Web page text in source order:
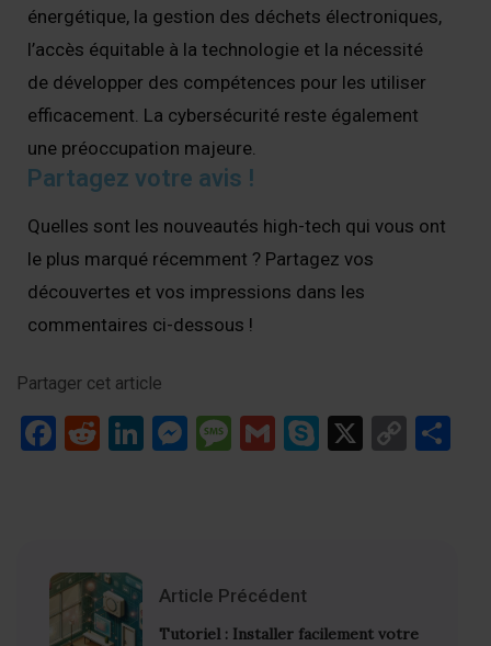
énergétique, la gestion des déchets électroniques,
l’accès équitable à la technologie et la nécessité
de développer des compétences pour les utiliser
efficacement. La cybersécurité reste également
une préoccupation majeure.
Partagez votre avis !
Quelles sont les nouveautés high-tech qui vous ont
le plus marqué récemment ? Partagez vos
découvertes et vos impressions dans les
commentaires ci-dessous !
Partager cet article
Facebook
RedditLinkedIn
Messenger
Message
GmailSkype
X
Copy
Article Précédent
Tutoriel : Installer facilement votre